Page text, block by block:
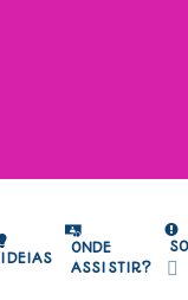
IDEIAS
ONDE
ASSISTIR?